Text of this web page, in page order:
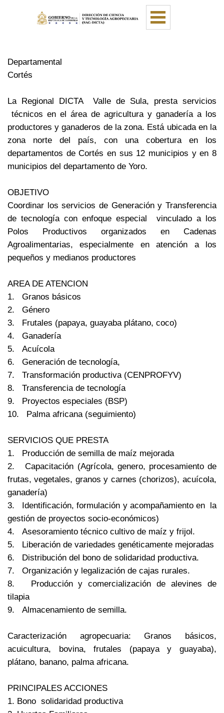
Saltar menú
Departamental
Cortés
La Regional DICTA Valle de Sula, presta servicios
técnicos en el área de agricultura y ganadería a los
productores y ganaderos de la zona. Está ubicada en la
zona norte del país, con una cobertura en los
departamentos de Cortés en sus 12 municipios y en 8
municipios del departamento de Yoro.
OBJETIVO
Coordinar los servicios de Generación y Transferencia
de tecnología con enfoque especial vinculado a los
Polos Productivos organizados en Cadenas
Agroalimentarias, especialmente en atención a los
pequeños y medianos productores
AREA DE ATENCION
1. Granos básicos
2. Género
3. Frutales (papaya, guayaba plátano, coco)
4. Ganadería
5. Acuícola
6. Generación de tecnología,
7. Transformación productiva (CENPROFYV)
8. Transferencia de tecnología
9. Proyectos especiales (BSP)
10. Palma africana (seguimiento)
SERVICIOS QUE PRESTA
1. Producción de semilla de maíz mejorada
2. Capacitación (Agrícola, genero, procesamiento de
frutas, vegetales, granos y carnes (chorizos), acuícola,
ganadería)
3. Identificación, formulación y acompañamiento en la
gestión de proyectos socio-económicos)
4. Asesoramiento técnico cultivo de maíz y frijol.
5. Liberación de variedades genéticamente mejoradas
6. Distribución del bono de solidaridad productiva.
7. Organización y legalización de cajas rurales.
8. Producción y comercialización de alevines de
tilapia
9. Almacenamiento de semilla.
Caracterización agropecuaria: Granos básicos,
acuicultura, bovina, frutales (papaya y guayaba),
plátano, banano, palma africana.
PRINCIPALES ACCIONES
1. Bono solidaridad productiva